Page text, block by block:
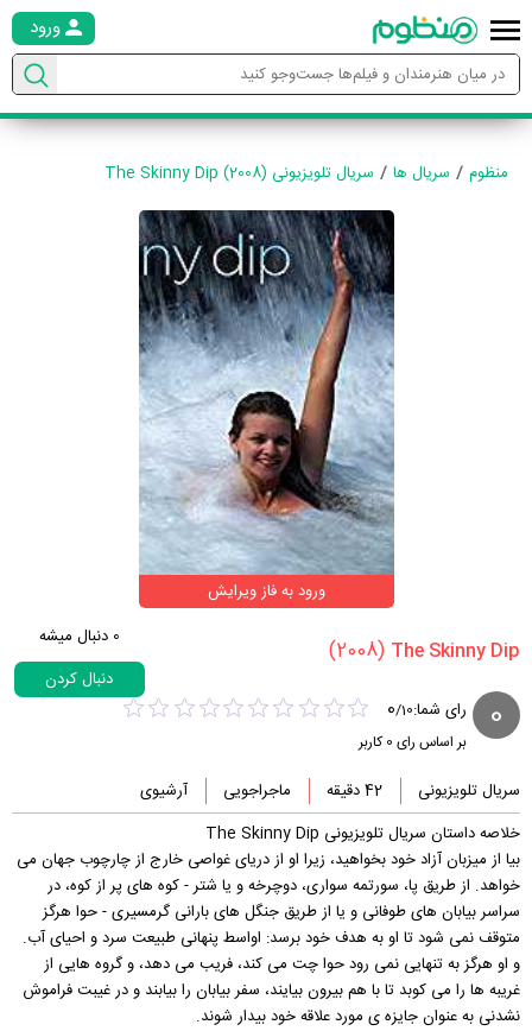
ورود
منظوم سریال ها سریال تلویزیونی The Skinny Dip (2008)
ورود به فاز ویرایش
(2008)
0 دنبال میشه
دنبال کردن
0 رای شما: 0/10
بر اساس رای 0کاربر
سریال تلویزیونی 42 دقیقه ماجراجویی
آرشیوی
خلاصه داستان سریال تلویزیونی The Skinny Dip
بیا از میزبان آزاد خود بخواهید، زیرا او از دریای غواصی خارج از چارچوب جهان می
خواهد. از طریق پا، سورتمه سواری، دوچرخه و یا شتر - کوه های پر از کوه، در
سراسر بیابان های طوفانی و یا از طریق جنگل های بارانی گرمسیری - حوا هرگز
متوقف نمی شود تا او به هدف خود برسد: اواسط پنهانی طبیعت سرد و احیای آب.
و او هرگز به تنهایی نمی رود حوا چت می کند، فریب می دهد، و گروه هایی از
غریبه ها را می کوبد تا با هم بیرون بیایند، سفر بیابان را بیابند و در غیبت فراموش
نشدنی به عنوان جایزه ی مورد علاقه خود بیدار شوند.